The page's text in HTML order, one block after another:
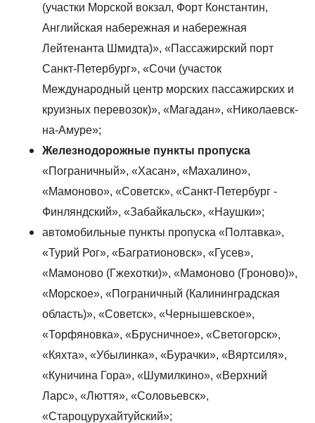
(участки Морской вокзал, Форт Константин,
Английская набережная и набережная
Лейтенанта Шмидта)», «Пассажирский порт
Санкт-Петербург», «Сочи (участок
Международный центр морских пассажирских и
круизных перевозок)», «Магадан», «Николаевск-
на-Амуре»;
Железнодорожные пункты пропуска
«Пограничный», «Хасан», «Махалино»,
«Мамоново», «Советск», «Санкт-Петербург -
Финляндский», «Забайкальск», «Наушки»;
автомобильные пункты пропуска «Полтавка»,
«Турий Рог», «Багратионовск», «Гусев»,
«Мамоново (Гжехотки)», «Мамоново (Гроново)»,
«Морское», «Пограничный (Калининградская
область)», «Советск», «Чернышевское»,
«Торфяновка», «Брусничное», «Светогорск»,
«Кяхта», «Убылинка», «Бурачки», «Вяртсиля»,
«Куничина Гора», «Шумилкино», «Верхний
Ларс», «Люття», «Соловьевск»,
«Староцурухайтуйский»;